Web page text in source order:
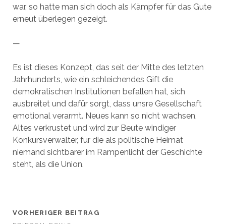
war, so hatte man sich doch als Kämpfer für das Gute
erneut überlegen gezeigt.
—
Es ist dieses Konzept, das seit der Mitte des letzten
Jahrhunderts, wie ein schleichendes Gift die
demokratischen Institutionen befallen hat, sich
ausbreitet und dafür sorgt, dass unsre Gesellschaft
emotional verarmt. Neues kann so nicht wachsen,
Altes verkrustet und wird zur Beute windiger
Konkursverwalter, für die als politische Heimat
niemand sichtbarer im Rampenlicht der Geschichte
steht, als die Union.
VORHERIGER BEITRAG